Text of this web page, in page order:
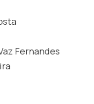
Fernandes